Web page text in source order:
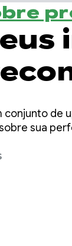
conjunto de
sua